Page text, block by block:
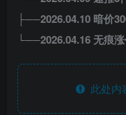
├──2026.04.10 暗价
└──2026.04.16 无痕
此处内